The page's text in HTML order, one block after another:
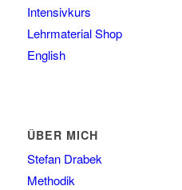
Intensivkurs
Lehrmaterial Shop
English
ÜBER MICH
Stefan Drabek
Methodik